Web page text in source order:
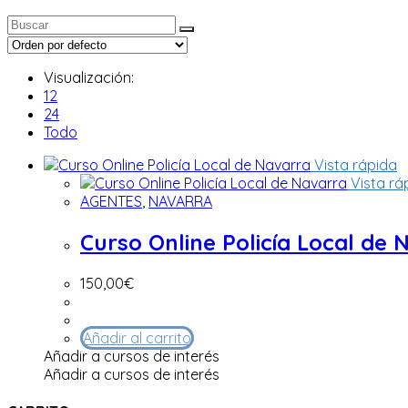
Visualización:
12
24
Todo
Vista rápida
Vista
AGENTES, NAVARRA
Curso Online Policía Local de
150,00€
Añadir al carrito
Añadir a cursos de interés
Añadir a cursos de interés